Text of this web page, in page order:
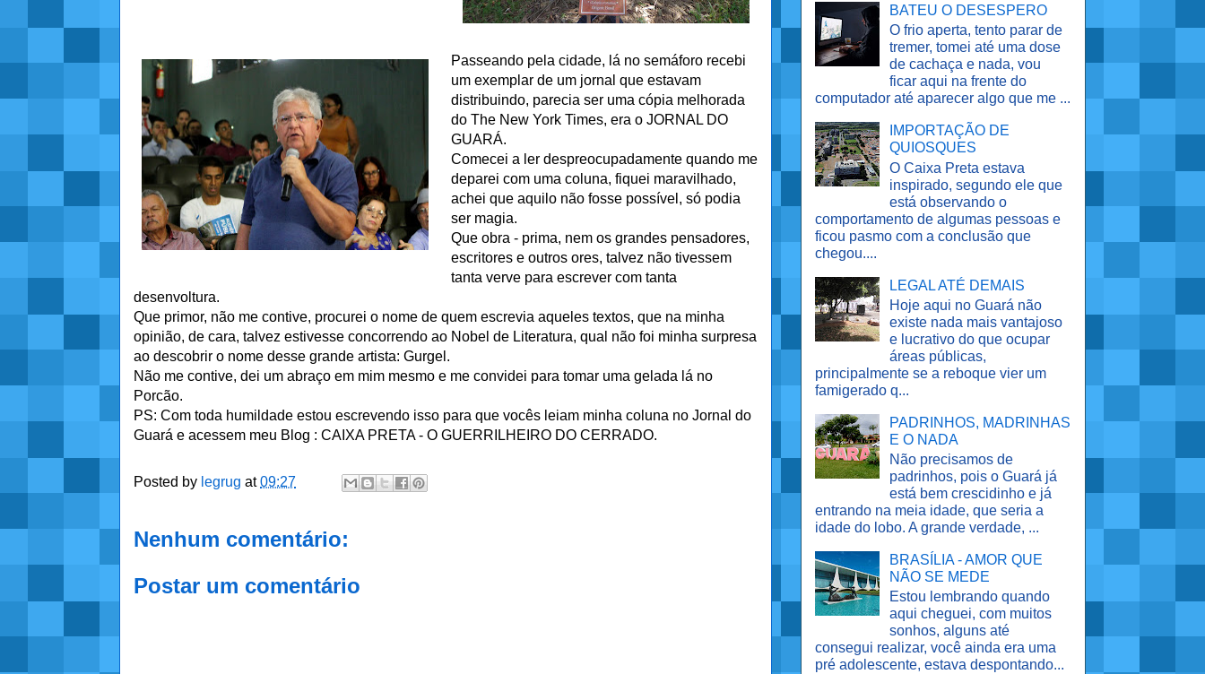
Passeando pela cidade, lá no semáforo recebi
um exemplar de um jornal que estavam
distribuindo, parecia ser uma cópia melhorada
do The New York Times, era o JORNAL DO
GUARÁ.
Comecei a ler despreocupadamente quando me
deparei com uma coluna, fiquei maravilhado,
achei que aquilo não fosse possível, só podia
ser magia.
Que obra - prima, nem os grandes pensadores,
escritores e outros ores, talvez não tivessem
tanta verve para escrever com tanta
desenvoltura.
Que primor, não me contive, procurei o nome de quem escrevia aqueles textos, que na minha
opinião, de cara, talvez estivesse concorrendo ao Nobel de Literatura, qual não foi minha surpresa
ao descobrir o nome desse grande artista: Gurgel.
Não me contive, dei um abraço em mim mesmo e me convidei para tomar uma gelada lá no
Porcão.
PS: Com toda humildade estou escrevendo isso para que vocês leiam minha coluna no Jornal do
Guará e acessem meu Blog : CAIXA PRETA - O GUERRILHEIRO DO CERRADO.
Posted by legrug at09:27
Nenhum comentário:
Postar um comentário
BATEU O DESESPERO
O frio aperta, tento parar de
tremer, tomei até uma dose
de cachaça e nada, vou
ficar aqui na frente do
computador até aparecer algo que me ...
IMPORTAÇÃO DE
QUIOSQUES
O Caixa Preta estava
inspirado, segundo ele que
está observando o
comportamento de algumas pessoas e
ficou pasmo com a conclusão que
chegou....
LEGAL ATÉ DEMAIS
Hoje aqui no Guará não
existe nada mais vantajoso
e lucrativo do que ocupar
áreas públicas,
principalmente se a reboque vier um
famigerado q...
PADRINHOS, MADRINHAS
E O NADA
Não precisamos de
padrinhos, pois o Guará já
está bem crescidinho e já
entrando na meia idade, que seria a
idade do lobo. A grande verdade, ...
BRASÍLIA - AMOR QUE
NÃO SE MEDE
Estou lembrando quando
aqui cheguei, com muitos
sonhos, alguns até
consegui realizar, você ainda era uma
pré adolescente, estava despontando...